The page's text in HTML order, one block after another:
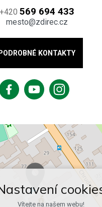
+420 569 694 433
mesto@zdirec.cz
PODROBNÉ KONTAKTY
Vítejte na našem webu!